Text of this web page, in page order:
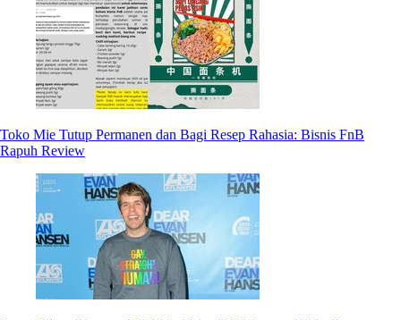
Toko Mie Tutup Permanen dan Bagi Resep Rahasia: Bisnis FnB
Rapuh Review